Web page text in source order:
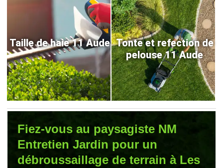
Taille de haie 11 Aude Tonte et refection de
pelouse 11 Aude
Fiez-vous au paysagiste NM
Entretien Jardin pour un
débroussaillage de terrain à Les